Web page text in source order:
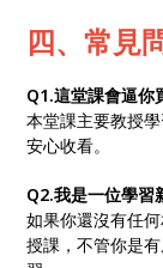
四、常見
Q1.這堂課會逼你
本堂課主要教授
安心收看。
Q2.我是一位學習
如果你還沒有任
授課，不管你是